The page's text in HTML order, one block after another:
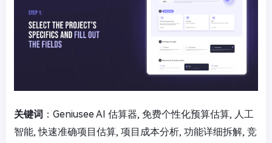
关键词 ：Geniusee AI 估算器, 免费个性化预算估算, 人工
智能, 快速准确项目估算, 项目成本分析, 功能详细拆解, 竞